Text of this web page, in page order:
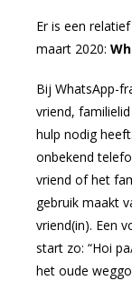
Er is een
maart 2020:
Bij WhatsApp-
vriend,
hulp nodig
onbekend
vriend of het
gebruik maakt
vriend(in). Een
start zo: “Hoi
het oude